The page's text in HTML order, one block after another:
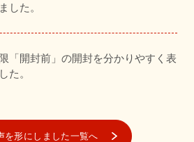
した。
「開封前」の開封を分かりやすく表
た。
を形にしました一覧へ